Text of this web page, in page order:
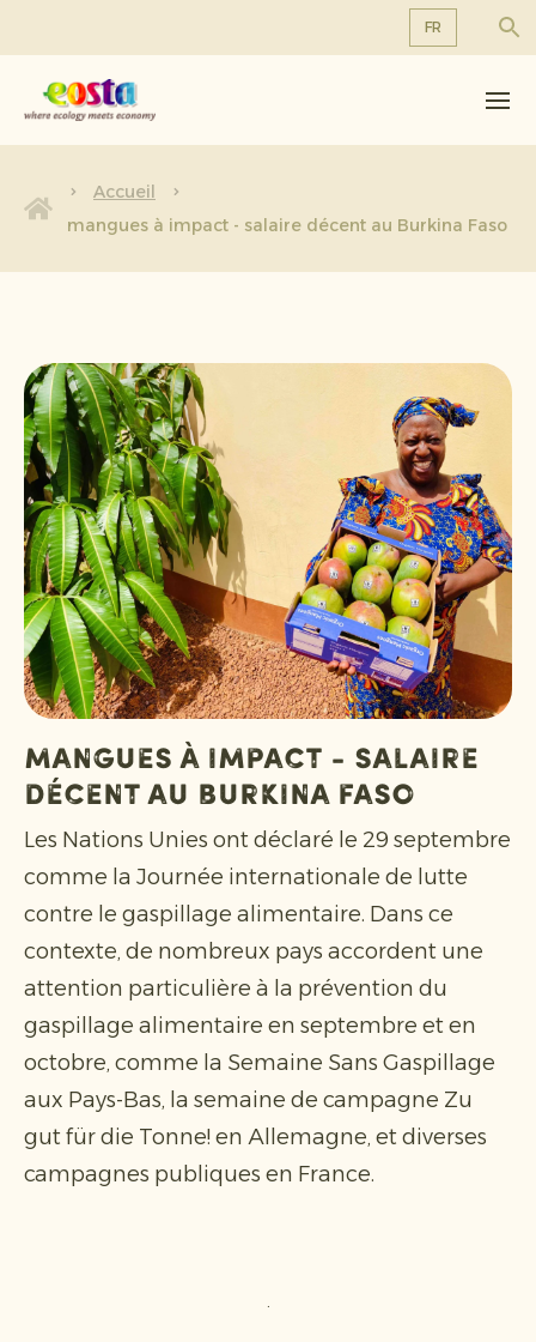
FR
À propos de nous
Produits
Durabilité
Accueil
mangues à impact - salaire décent au Burkina Faso
mangues à impact - salaire
décent au Burkina Faso
Les Nations Unies ont déclaré le 29 septembre
comme la Journée internationale de lutte
contre le gaspillage alimentaire. Dans ce
contexte, de nombreux pays accordent une
attention particulière à la prévention du
gaspillage alimentaire en septembre et en
octobre, comme la Semaine Sans Gaspillage
aux Pays-Bas, la semaine de campagne Zu
gut für die Tonne! en Allemagne, et diverses
campagnes publiques en France.
.